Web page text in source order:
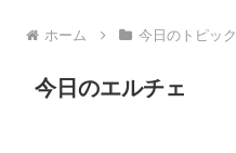
ホーム 今日のトピック
今日のエルチェ